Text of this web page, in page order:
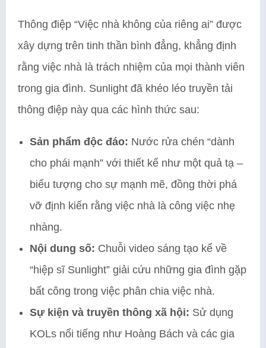
Thông điệp “Việc nhà không của riêng ai” được
xây dựng trên tinh thần bình đẳng, khẳng định
rằng việc nhà là trách nhiệm của mọi thành viên
trong gia đình. Sunlight đã khéo léo truyền tải
thông điệp này qua các hình thức sau:
Sản phẩm độc đáo: Nước rửa chén “dành
cho phái mạnh” với thiết kế như một quả tạ –
biểu tượng cho sự mạnh mẽ, đồng thời phá
vỡ định kiến rằng việc nhà là công việc nhẹ
nhàng.
Nội dung số: Chuỗi video sáng tạo kể về
“hiệp sĩ Sunlight” giải cứu những gia đình gặp
bất công trong việc phân chia việc nhà.
Sự kiện và truyền thông xã hội: Sử dụng
KOLs nổi tiếng như Hoàng Bách và các gia